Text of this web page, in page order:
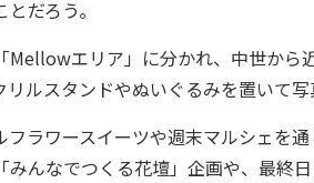
だろう。
エリア」に分かれ、中世から
ルスタンドやぬいぐるみを置いて
ラワースイーツや週末マルシェを
んなでつくる花壇」企画や、最終